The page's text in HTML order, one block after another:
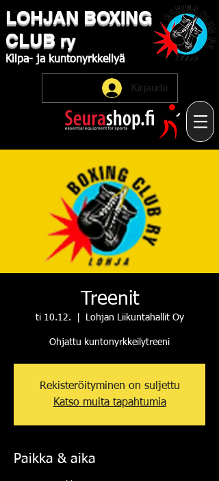
LOHJAN ​BOXING
CLUB ry
Kilpa- ja kuntonyrkkeilyä
Kirjaudu
Treenit
ti 10.12. Lohjan Liikuntahallit Oy
Ohjattu kuntonyrkkeilytreeni
Rekisteröityminen on suljettu
Katso muita tapahtumia
Paikka & aika